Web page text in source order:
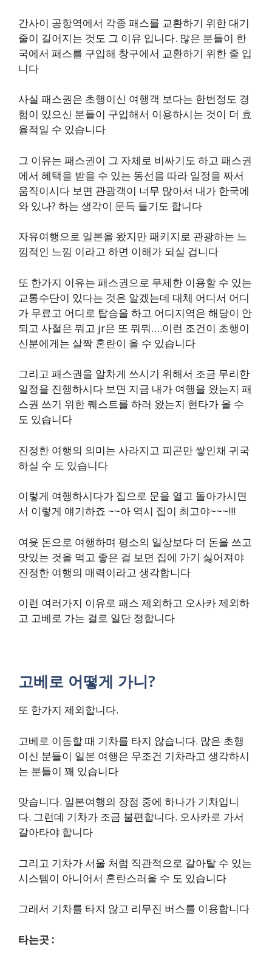
간사이 공항역에서 각종 패스를 교환하기 위한 대기
줄이 길어지는 것도 그 이유 입니다. 많은 분들이 한
국에서 패스를 구입해 창구에서 교환하기 위한 줄 입
니다
사실 패스권은 초행이신 여행객 보다는 한번정도 경
험이 있으신 분들이 구입해서 이용하시는 것이 더 효
율적일 수 있습니다
그 이유는 패스권이 그 자체로 비싸기도 하고 패스권
에서 혜택을 받을 수 있는 동선을 따라 일정을 짜서
움직이시다 보면 관광객이 너무 많아서 내가 한국에
와 있나? 하는 생각이 문득 들기도 합니다
자유여행으로 일본을 왔지만 패키지로 관광하는 느
낌적인 느낌 이라고 하면 이해가 되실 겁니다
또 한가지 이유는 패스권으로 무제한 이용할 수 있는
교통수단이 있다는 것은 알겠는데 대체 어디서 어디
가 무료고 어디로 탑승을 하고 어디지역은 해당이 안
되고 사철은 뭐고 jr은 또 뭐뭐….이런 조건이 초행이
신분에게는 살짝 혼란이 올 수 있습니다
그리고 패스권을 알차게 쓰시기 위해서 조금 무리한
일정을 진행하시다 보면 지금 내가 여행을 왔는지 패
스권 쓰기 위한 퀘스트를 하러 왔는지 현타가 올 수
도 있습니다
진정한 여행의 의미는 사라지고 피곤만 쌓인채 귀국
하실 수 도 있습니다
이렇게 여행하시다가 집으로 문을 열고 돌아가시면
서 이렇게 얘기하죠 ~~아 역시 집이 최고야~~~!!!
여윳 돈으로 여행하며 평소의 일상보다 더 돈을 쓰고
맛있는 것을 먹고 좋은 걸 보면 집에 가기 싫어져야
진정한 여행의 매력이라고 생각합니다
이런 여러가지 이유로 패스 제외하고 오사카 제외하
고 고베로 가는 걸로 일단 정합니다
고베로 어떻게 가니?
또 한가지 제외합니다.
고베로 이동할 때 기차를 타지 않습니다. 많은 초행
이신 분들이 일본 여행은 무조건 기차라고 생각하시
는 분들이 꽤 있습니다
맞습니다. 일본여행의 장점 중에 하나가 기차입니
다. 그런데 기차가 조금 불편합니다. 오사카로 가서
갈아타야 합니다
그리고 기차가 서울 처럼 직관적으로 갈아탈 수 있는
시스템이 아니어서 혼란스러울 수 도 있습니다
그래서 기차를 타지 않고 리무진 버스를 이용합니다
타는곳 :